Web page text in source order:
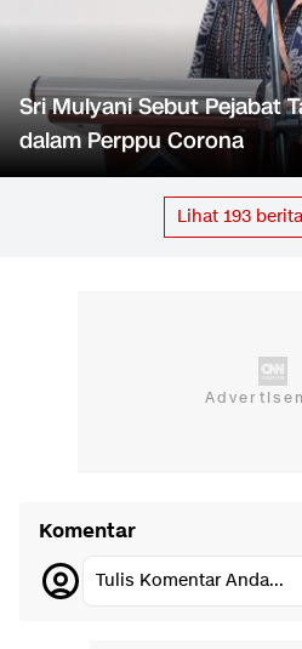
Sri Mulyani Sebut Pejabat
dalam Perppu Corona
Lihat 193
Komentar
Tulis Komentar Anda...